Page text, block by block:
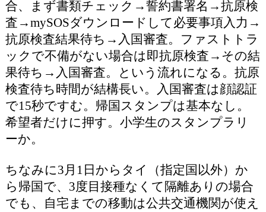
合、まず書類チェック→誓約書署名→抗原検
査→mySOSダウンロードして必要事項入力→
抗原検査結果待ち→入国審査。ファストトラ
ックで不備がない場合は即抗原検査→その結
果待ち→入国審査。という流れになる。抗原
検査待ち時間が結構長い。入国審査は顔認証
で15秒ですむ。帰国スタンプは基本なし。
希望者だけに押す。小学生のスタンプラリ
ーか。
ちなみに3月1日からタイ（指定国以外）か
ら帰国で、3度目接種なくて隔離ありの場合
でも、自宅までの移動は公共交通機関が使え